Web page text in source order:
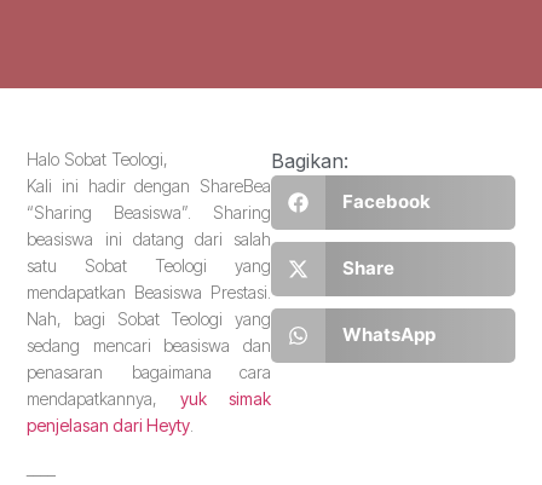
Halo Sobat Teologi,
Kali ini hadir dengan ShareBea
“Sharing Beasiswa”. Sharing
beasiswa ini datang dari salah
satu Sobat Teologi yang
mendapatkan Beasiswa Prestasi.
Nah, bagi Sobat Teologi yang
sedang mencari beasiswa dan
penasaran bagaimana cara
mendapatkannya,yuk simak
penjelasan dari Heyty
Bagikan:
Facebook
Share
WhatsApp